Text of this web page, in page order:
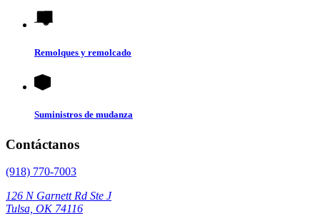
Remolques y remolcado
Suministros de mudanza
Contáctanos
(918) 770-7003
126 N Garnett Rd Ste J
Tulsa, OK 74116